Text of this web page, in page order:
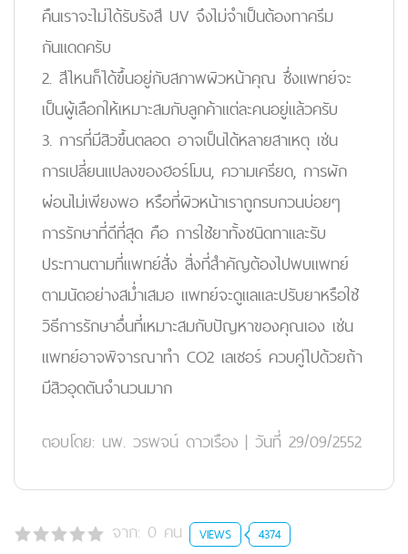
คืนเราจะไม่ได้รับรังสี UV จึงไม่จำเป็นต้องทาครีม
กันแดดครับ
2. สีไหนก็ได้ขึ้นอยู่กับสภาพผิวหน้าคุณ ซึ่งแพทย์จะ
เป็นผู้เลือกให้เหมาะสมกับลูกค้าแต่ละคนอยู่แล้วครับ
3. การที่มีสิวขึ้นตลอด อาจเป็นได้หลายสาเหตุ เช่น
การเปลี่ยนแปลงของฮอร์โมน, ความเครียด, การผัก
ผ่อนไม่เพียงพอ หรือที่ผิวหน้าเราถูกรบกวนบ่อยๆ
การรักษาที่ดีที่สุด คือ การใช้ยาทั้งชนิดทาและรับ
ประทานตามที่แพทย์สั่ง สิ่งที่สำคัญต้องไปพบแพทย์
ตามนัดอย่างสม่ำเสมอ แพทย์จะดูแลและปรับยาหรือใช้
วิธีการรักษาอื่นที่เหมาะสมกับปัญหาของคุณเอง เช่น
แพทย์อาจพิจารณาทำ CO2 เลเซอร์ ควบคู่ไปด้วยถ้า
มีสิวอุดตันจำนวนมาก
ตอบโดย: นพ. วรพจน์ ดาวเรือง | วันที่ 29/09/2552
จาก: 0 คน VIEWS 4374